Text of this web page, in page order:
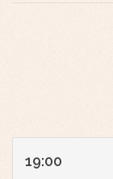
19:00